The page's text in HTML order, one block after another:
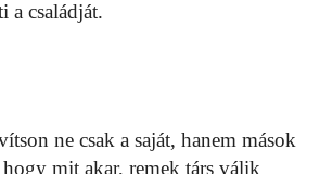
a családját.
ne csak a saját, hanem mások
mit akar, remek társ válik